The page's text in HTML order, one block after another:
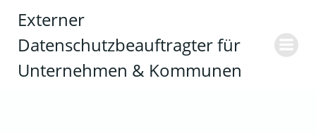
springen
Externer
Datenschutzbeauftragter für
Unternehmen & Kommunen